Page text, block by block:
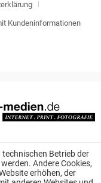
Kundeninformationen
technischen Betrieb der
Andere Cookies,
erhöhen, der